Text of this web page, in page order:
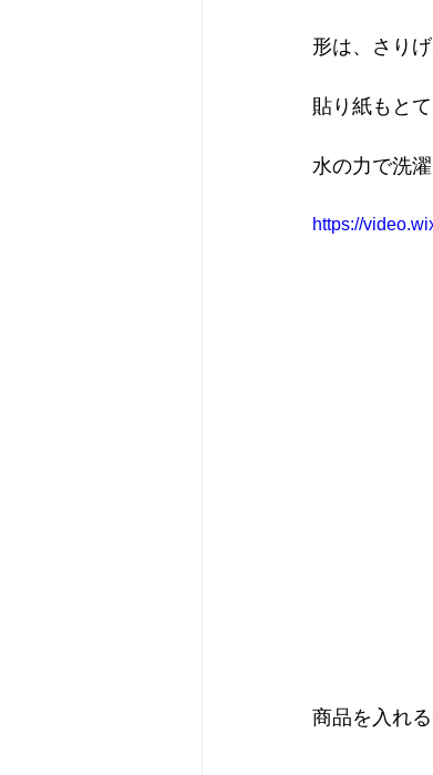
形は、さり
貼り紙もと
水の力で洗
https://
商品を入れ